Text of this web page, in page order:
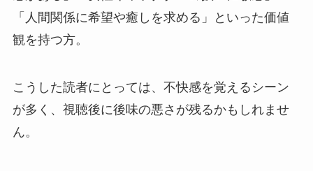
「人間関係に希望や癒しを求める」といった価値
観を持つ方。
こうした読者にとっては、不快感を覚えるシーン
が多く、視聴後に後味の悪さが残るかもしれませ
ん。